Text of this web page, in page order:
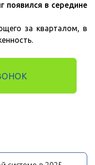
появился в середине
за кварталом, в